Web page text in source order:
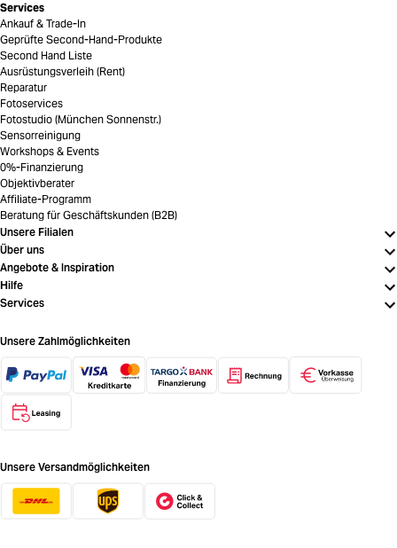
Services
Ankauf & Trade-In
Geprüfte Second-Hand-Produkte
Second Hand Liste
Ausrüstungsverleih (Rent)
Reparatur
Fotoservices
Fotostudio (München Sonnenstr.)
Sensorreinigung
Workshops & Events
0%-Finanzierung
Objektivberater
Affiliate-Programm
Beratung für Geschäftskunden (B2B)
Unsere Filialen
Über uns
Angebote & Inspiration
Hilfe
Services
Unsere Zahlmöglichkeiten
Unsere Versandmöglichkeiten